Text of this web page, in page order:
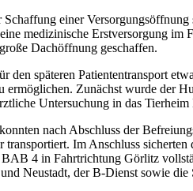
einer
medizinische Erstversorgung
Dachöffnung geschaffen.
den späteren Patiententransport
ermöglichen. Zunächst wurde der
Untersuchung in das Tierheim
nach Abschluss der
Im Anschluss
4 in Fahrtrichtung Görlitz
Neustadt, der B-Dienst sowie